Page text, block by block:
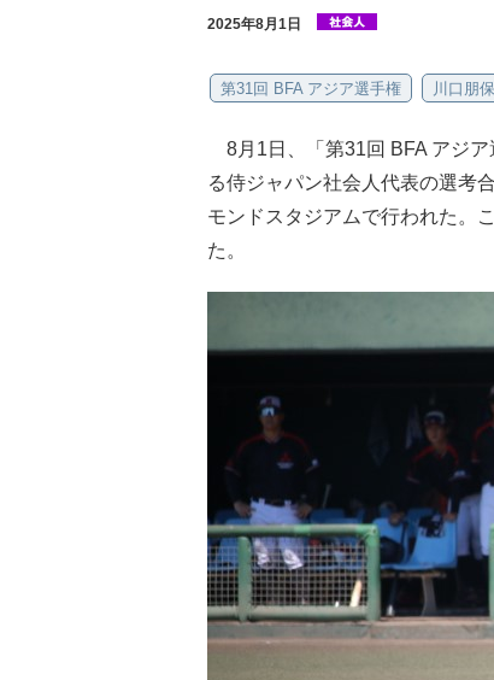
2025年8月1日
第31回 BFA アジア選手権 川口朋保
8月1日、「第31回 BFA アジア
る侍ジャパン社会人代表の選考
モンドスタジアムで行われた。
た。